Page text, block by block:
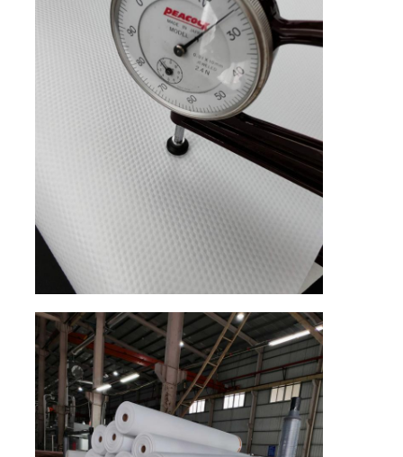
Material Couro Camurça
Material Eco Suede
Tela da camurça
Imitação de camarão
Couro PU sem solvente
Couro Alcantara
Couro automotivo
Sapatos Material Couro